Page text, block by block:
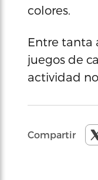
colores.
Entre tanta
juegos de
actividad
Compartir